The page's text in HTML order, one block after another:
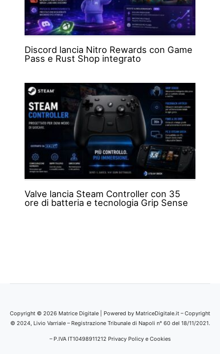
Discord lancia Nitro Rewards con Game
Pass e Rust Shop integrato
Valve lancia Steam Controller con 35
ore di batteria e tecnologia Grip Sense
Copyright © 2026 Matrice Digitale | Powered by MatriceDigitale.it – Copyright
© 2024, Livio Varriale – Registrazione Tribunale di Napoli n° 60 del 18/11/2021.
– P.IVA IT10498911212 Privacy Policy e Cookies